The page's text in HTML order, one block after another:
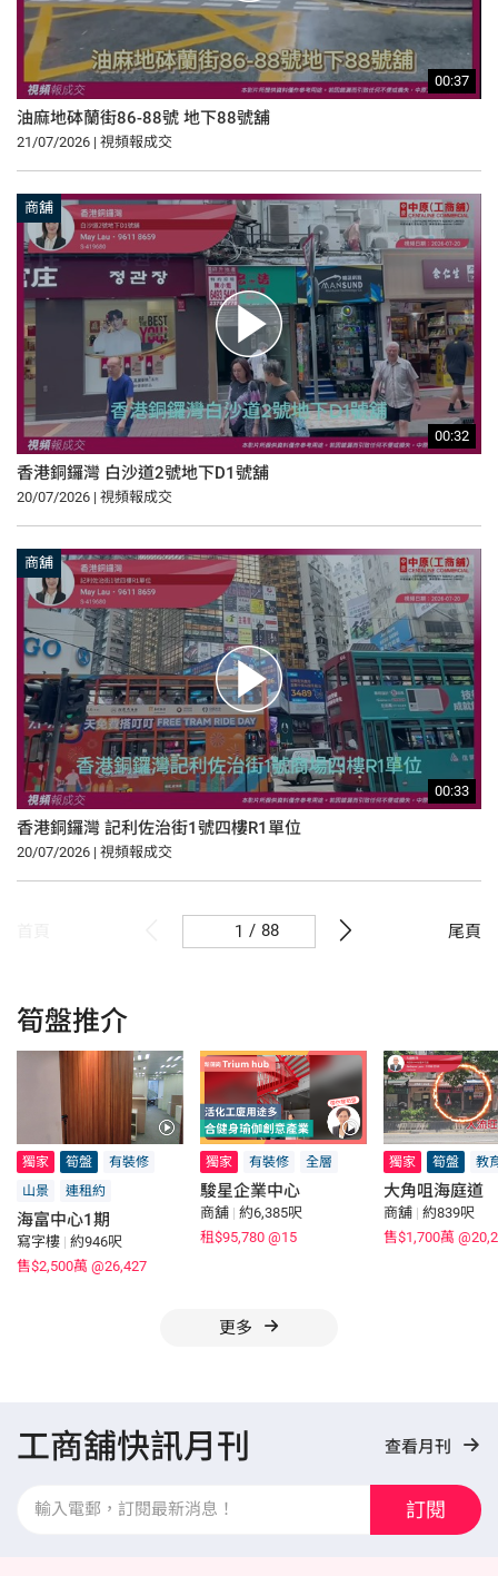
00:37
油麻地砵蘭街86-88號 地下88號舖
21/07/2026 | 視頻報成交
00:32
商舖
香港銅鑼灣 白沙道2號地下D1號舖
20/07/2026 | 視頻報成交
00:33
商舖
香港銅鑼灣 記利佐治街1號四樓R1單位
20/07/2026 | 視頻報成交
/ 88 尾頁
筍盤推介
獨家 筍盤
有裝修
山景
連租約
海富中心1期
寫字樓 | 約946呎
售$2,500萬 @26,427
獨家 有裝修 全層
駿星企業中心
商舖 | 約6,385呎
租$95,780 @15
獨家 筍盤 教
大角咀海庭道
商舖 | 約839呎
售$1,700萬
更多
工商舖快訊月刊 查看月刊
訂閱